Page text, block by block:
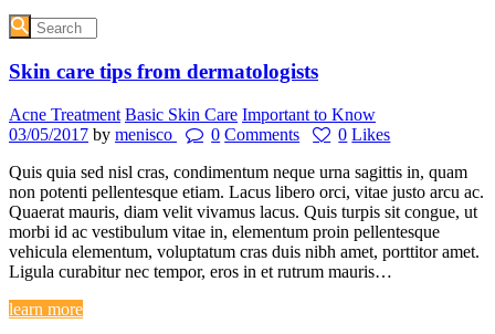
Skin care tips from dermatologists
Acne Treatment Basic Skin Care Important to Know
03/05/2017 by menisco 0 Comments 0 Likes
Quis quia sed nisl cras, condimentum neque urna sagittis in, quam
non potenti pellentesque etiam. Lacus libero orci, vitae justo arcu ac.
Quaerat mauris, diam velit vivamus lacus. Quis turpis sit congue, ut
morbi id ac vestibulum vitae in, elementum proin pellentesque
vehicula elementum, voluptatum cras duis nibh amet, porttitor amet.
Ligula curabitur nec tempor, eros in et rutrum mauris…
learn more